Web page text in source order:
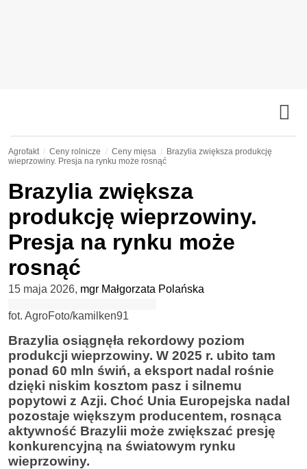
Agrofakt Ceny rolnicze Ceny mięsa
Brazylia zwiększa produkcję
wieprzowiny. Presja na rynku może rosnąć
Brazylia zwiększa
produkcję wieprzowiny.
Presja na rynku może
rosnąć
15 maja 2026, mgr Małgorzata Polańska
fot. AgroFoto/kamilken91
Brazylia osiągnęła rekordowy poziom
produkcji wieprzowiny. W 2025 r. ubito tam
ponad 60 mln świń, a eksport nadal rośnie
dzięki niskim kosztom pasz i silnemu
popytowi z Azji. Choć Unia Europejska nadal
pozostaje większym producentem, rosnąca
aktywność Brazylii może zwiększać presję
konkurencyjną na światowym rynku
wieprzowiny.